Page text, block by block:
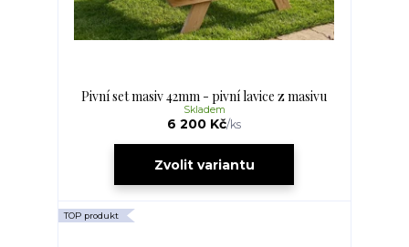
Pivní set masiv 42mm - pivní lavice z masivu
6 200 Kč/ks
Skladem
Zvolit variantu
TOP produkt